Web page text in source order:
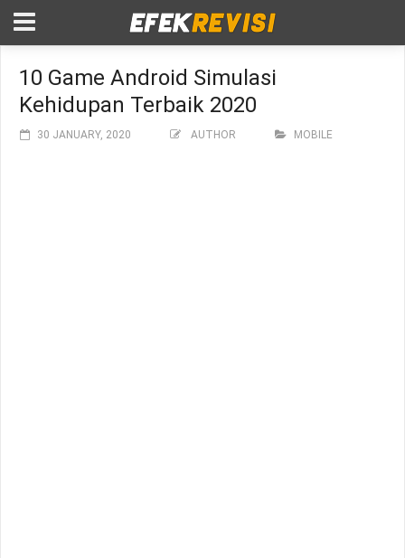
10 Game Android Simulasi
Kehidupan Terbaik 2020
30 JANUARY, 2020 AUTHOR MOBILE